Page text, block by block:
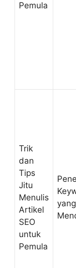
Pemula
Trik
dan
Tips
Jitu
Menulis
Artikel
SEO
untuk
Pemula
yang